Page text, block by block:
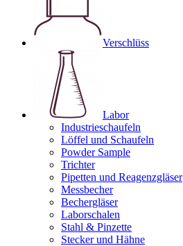
Verschlüss
Labor
Industrieschaufeln
Löffel und Schaufeln
Powder Sample
Trichter
Pipetten und Reagenzgläser
Messbecher
Bechergläser
Laborschalen
Stahl & Pinzette
Stecker und Hähne